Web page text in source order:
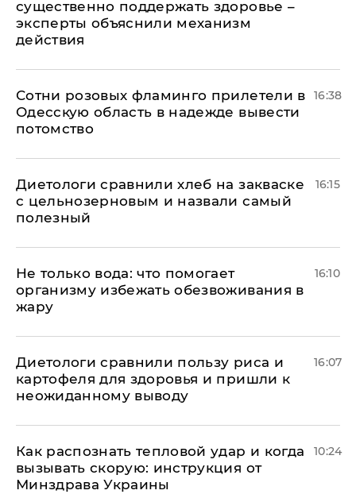
существенно поддержать здоровье –
эксперты объяснили механизм
действия
Сотни розовых фламинго прилетели в
Одесскую область в надежде вывести
потомство
16:38
Диетологи сравнили хлеб на закваске
с цельнозерновым и назвали самый
полезный
16:15
Не только вода: что помогает
организму избежать обезвоживания в
жару
16:10
Диетологи сравнили пользу риса и
картофеля для здоровья и пришли к
неожиданному выводу
16:07
Как распознать тепловой удар и когда
вызывать скорую: инструкция от
Минздрава Украины
10:24